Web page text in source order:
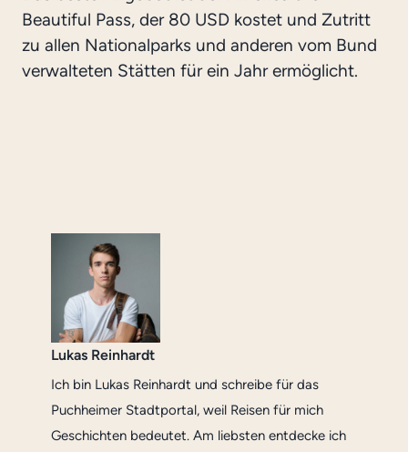
Beautiful Pass, der 80 USD kostet und Zutritt
zu allen Nationalparks und anderen vom Bund
verwalteten Stätten für ein Jahr ermöglicht.
Lukas Reinhardt
Ich bin Lukas Reinhardt und schreibe für das
Puchheimer Stadtportal, weil Reisen für mich
Geschichten bedeutet. Am liebsten entdecke ich